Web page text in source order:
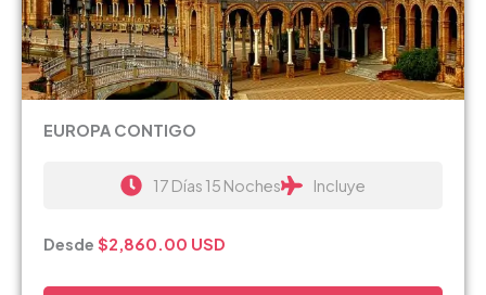
EUROPA CONTIGO
17 Días 15 Noches Incluye
Desde $2,860.00 USD